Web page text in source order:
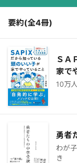
要約(全4冊)
ＳＡ
家で
10万
勇者
わが
き